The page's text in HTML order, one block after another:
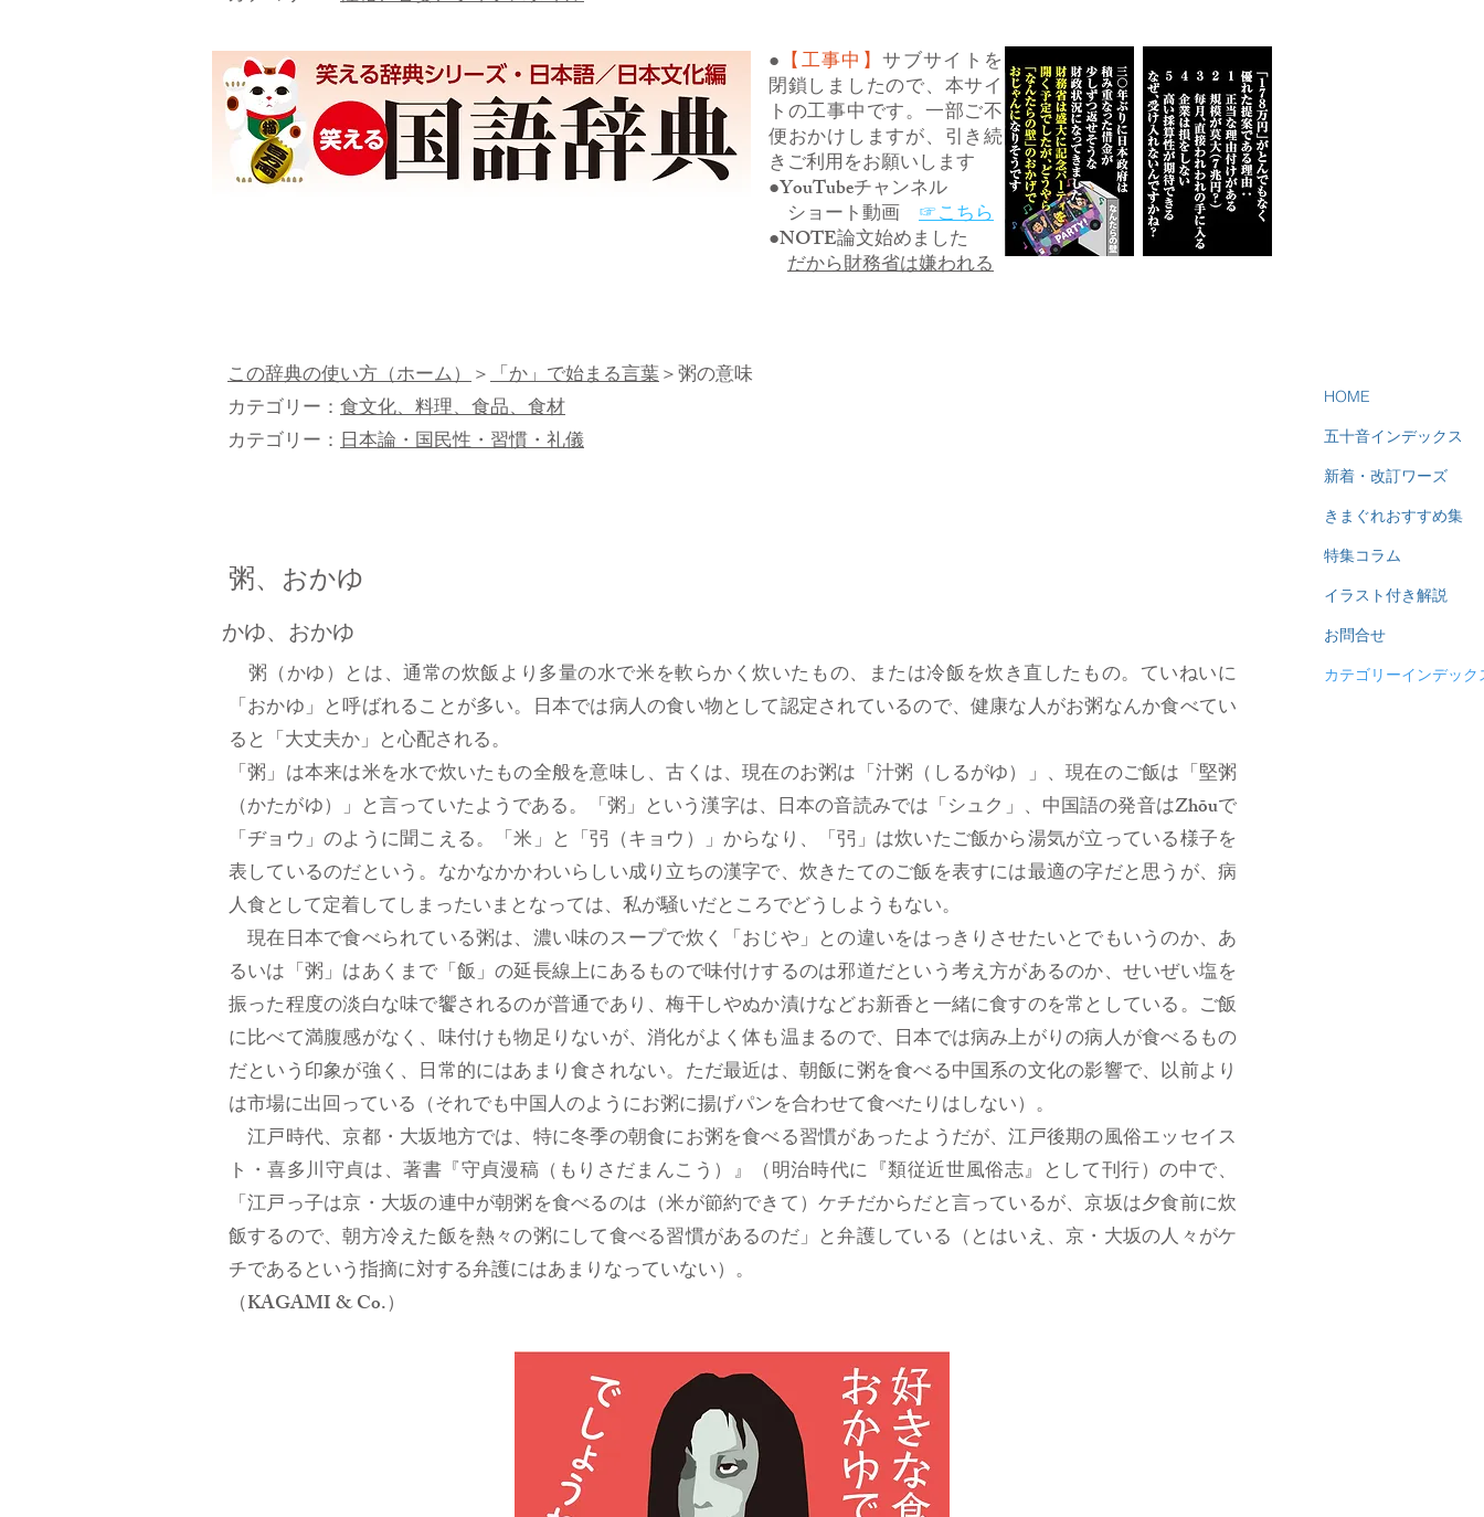
● 【工事中】サブサイトを
閉鎖しましたので、本サイ
トの工事中です。一部ご不
便おかけしますが、引き続
きご利用をお願いします
●YouTubeチャンネル
ショート動画 ☞こちら
●NOTE論文始めました
だから財務省は嫌われる
この辞典の使い方（ホーム）＞「か」で始まる言葉＞粥の意味
カテゴリー： 食文化、料理、食品、食材
カテゴリー： 日本論・国民性・習慣・礼儀
粥、おかゆ
かゆ、おかゆ
粥（かゆ）とは、通常の炊飯より多量の水で米を軟らかく炊いたもの、または冷飯を炊き直したもの。ていねいに
「おかゆ」と呼ばれることが多い。日本では病人の食い物として認定されているので、健康な人がお粥なんか食べてい
ると「大丈夫か」と心配される。
「粥」は本来は米を水で炊いたもの全般を意味し、古くは、現在のお粥は「汁粥（しるがゆ）」、現在のご飯は「堅粥
（かたがゆ）」と言っていたようである。「粥」という漢字は、日本の音読みでは「シュク」、中国語の発音はZhōuで
「ヂョウ」のように聞こえる。「米」と「弜（キョウ）」からなり、「弜」は炊いたご飯から湯気が立っている様子を
表しているのだという。なかなかかわいらしい成り立ちの漢字で、炊きたてのご飯を表すには最適の字だと思うが、病
人食として定着してしまったいまとなっては、私が騒いだところでどうしようもない。
現在日本で食べられている粥は、濃い味のスープで炊く「おじや」との違いをはっきりさせたいとでもいうのか、あ
るいは「粥」はあくまで「飯」の延長線上にあるもので味付けするのは邪道だという考え方があるのか、せいぜい塩を
振った程度の淡白な味で饗されるのが普通であり、梅干しやぬか漬けなどお新香と一緒に食すのを常としている。ご飯
に比べて満腹感がなく、味付けも物足りないが、消化がよく体も温まるので、日本では病み上がりの病人が食べるもの
だという印象が強く、日常的にはあまり食されない。ただ最近は、朝飯に粥を食べる中国系の文化の影響で、以前より
は市場に出回っている（それでも中国人のようにお粥に揚げパンを合わせて食べたりはしない）。
江戸時代、京都・大坂地方では、特に冬季の朝食にお粥を食べる習慣があったようだが、江戸後期の風俗エッセイス
ト・喜多川守貞は、著書『守貞漫稿（もりさだまんこう）』（明治時代に『類従近世風俗志』として刊行）の中で、
「江戸っ子は京・大坂の連中が朝粥を食べるのは（米が節約できて）ケチだからだと言っているが、京坂は夕食前に炊
飯するので、朝方冷えた飯を熱々の粥にして食べる習慣があるのだ」と弁護している（とはいえ、京・大坂の人々がケ
チであるという指摘に対する弁護にはあまりなっていない）。
（KAGAMI & Co.）
HOME
五十音インデックス
新着・改訂ワーズ
きまぐれおすすめ集
特集コラム
イラスト付き解説
お問合せ
カテゴリーインデック